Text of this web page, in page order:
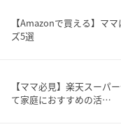
【Amazonで買える】マ
ズ5選
【ママ必見】楽天スーパ
て家庭におすすめの活…